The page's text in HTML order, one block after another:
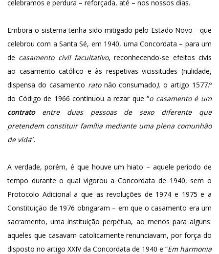
celebramos e perdura – reforçada, até – nos nossos dias.
Embora o sistema tenha sido mitigado pelo Estado Novo - que
celebrou com a Santa Sé, em 1940, uma Concordata – para um
de casamento civil facultativo, reconhecendo-se efeitos civis
ao casamento católico e às respetivas vicissitudes (nulidade,
dispensa do casamento rato não consumado), o artigo 1577.º
do Código de 1966 continuou a rezar que “o casamento é um
contratoentre duas pessoas de sexo diferente que
pretendem constituir família mediante uma plena comunhão
de vida”.
A verdade, porém, é que houve um hiato – aquele período de
tempo durante o qual vigorou a Concordata de 1940, sem o
Protocolo Adicional a que as revoluções de 1974 e 1975 e a
Constituição de 1976 obrigaram – em que o casamento era um
sacramento, uma instituição perpétua, ao menos para alguns:
aqueles que casavam catolicamente renunciavam, por força do
disposto no artigo XXIV da Concordata de 1940 e “Em harmonia